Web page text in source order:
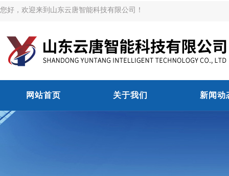
您好，欢迎来到山东云唐智能科技有限公司！
网站首页 关于我们 新闻动